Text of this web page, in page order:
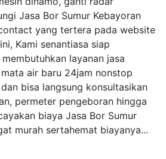
Jasa Bor Sumur Kebayoran
yang tertera pada website
Kami senantiasa siap
layanan jasa
air baru 24jam nonstop
bisa langsung konsultasikan
permeter pengeboran hingga
biaya Jasa Bor Sumur
murah sertahemat biayanya...